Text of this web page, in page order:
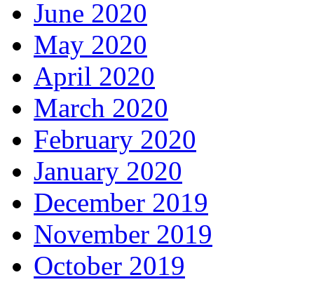
June 2020
May 2020
April 2020
March 2020
February 2020
January 2020
December 2019
November 2019
October 2019